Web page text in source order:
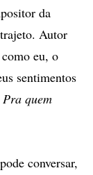
da
Autor
eu, o
sentimentos
Pra quem
conversar,